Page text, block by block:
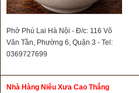
Phở Phú Lai Hà Nội - Đ/c: 116 Võ
Văn Tần, Phường 6, Quận 3 - Tel:
0369727699
Nhà Hàng Niêu Xưa Cao Thắng